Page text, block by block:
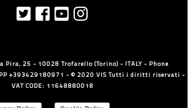
Pira, 25 - 10028 Trofarello (Torino) - ITALY - Phone
+393429180971 - © 2020 VIS Tutti i diritti riservati -
VAT CODE: 11648880018